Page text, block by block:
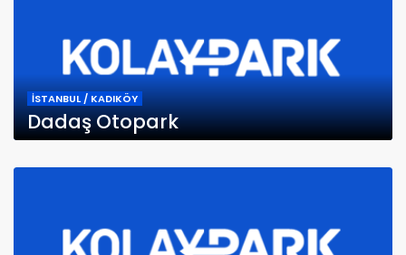
İSTANBUL / KADIKÖY
Dadaş Otopark